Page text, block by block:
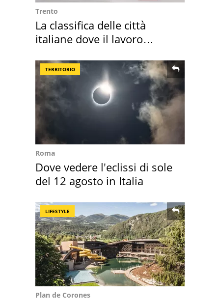
Trento
La classifica delle città
italiane dove il lavoro
TERRITORIO
Roma
Dove vedere l'eclissi di sole
del 12 agosto in Italia
LIFESTYLE
Plan de Corones